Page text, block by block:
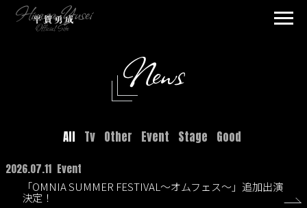
News
All Tv Other Event Stage Good
2026.07.11 Event
「OMNIA SUMMER FESTIVAL～オムフェス～」追加出演
決定！